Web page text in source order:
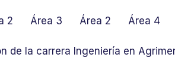
2 Área 3 Área 2 Área 4
de la carrera Ingeniería en